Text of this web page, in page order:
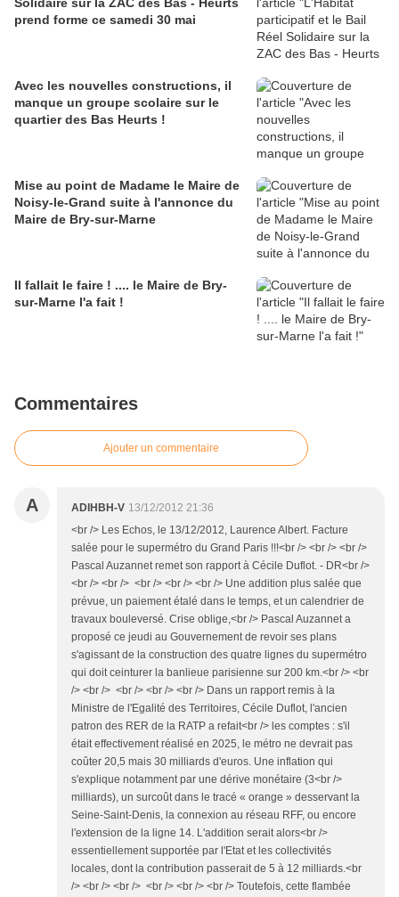
prend forme ce samedi 30 mai
Avec les nouvelles constructions, il
manque un groupe scolaire sur le
quartier des Bas Heurts !
Mise au point de Madame le Maire de
Noisy-le-Grand suite à l'annonce du
Maire de Bry-sur-Marne
Il fallait le faire ! .... le Maire de Bry-
sur-Marne l'a fait !
Commentaires
Ajouter un commentaire
A ADIHBH-V 13/12/2012 21:36
<br /> Les Echos, le 13/12/2012, Laurence Albert. Facture
salée pour le supermétro du Grand Paris !!!<br /> <br /> <br />
Pascal Auzannet remet son rapport à Cécile Duflot. - DR<br />
<br /> <br /> <br /> <br /> <br /> Une addition plus salée que
prévue, un paiement étalé dans le temps, et un calendrier de
travaux bouleversé. Crise oblige,<br /> Pascal Auzannet a
proposé ce jeudi au Gouvernement de revoir ses plans
s'agissant de la construction des quatre lignes du supermétro
qui doit ceinturer la banlieue parisienne sur 200 km.<br /> <br
/> <br /> <br /> <br /> <br /> Dans un rapport remis à la
Ministre de l'Egalité des Territoires, Cécile Duflot, l'ancien
patron des RER de la RATP a refait<br /> les comptes : s'il
était effectivement réalisé en 2025, le métro ne devrait pas
coûter 20,5 mais 30 milliards d'euros. Une inflation qui
s'explique notamment par une dérive monétaire (3<br />
milliards), un surcoût dans le tracé « orange » desservant la
Seine-Saint-Denis, la connexion au réseau RFF, ou encore
l'extension de la ligne 14. L'addition serait alors<br />
essentiellement supportée par l'Etat et les collectivités
locales, dont la contribution passerait de 5 à 12 milliards.<br
/> <br /> <br /> <br /> <br /> <br /> Toutefois, cette flambée